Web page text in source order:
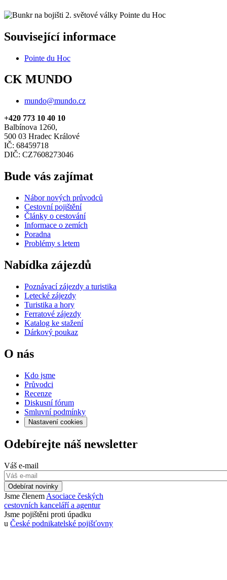
Související informace
Pointe du Hoc
CK MUNDO
mundo@mundo.cz
+420 773 10 40 10
Balbínova 1260,
500 03 Hradec Králové
IČ: 68459718
DIČ: CZ7608273046
Bude vás zajímat
Nábor nových průvodců
Cestovní pojištění
Články o cestování
Informace o zemích
Poradna
Problémy s letem
Nabídka zájezdů
Poznávací zájezdy a turistika
Letecké zájezdy
Turistika a hory
Ferratové zájezdy
Katalog ke stažení
Dárkový poukaz
O nás
Kdo jsme
Průvodci
Recenze
Diskusní fórum
Smluvní podmínky
Nastavení cookies
Odebírejte náš newsletter
Váš e-mail
Odebírat novinky
Jsme členem Asociace českých
cestovních kanceláří a agentur
Jsme pojištěni proti úpadku
u České podnikatelské pojišťovny